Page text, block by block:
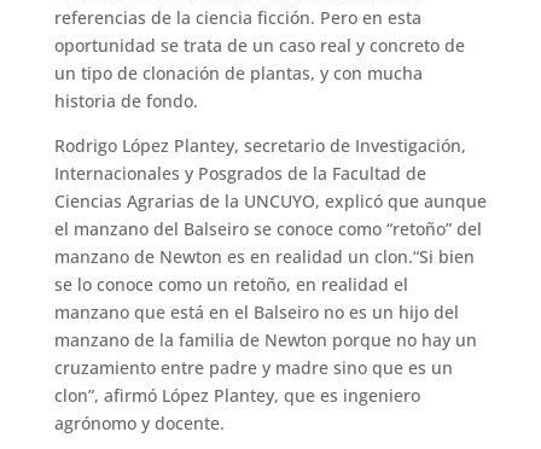
referencias de la ciencia ficción. Pero en esta
oportunidad se trata de un caso real y concreto de
un tipo de clonación de plantas, y con mucha
historia de fondo.
Rodrigo López Plantey, secretario de Investigación,
Internacionales y Posgrados de la Facultad de
Ciencias Agrarias de la UNCUYO, explicó que aunque
el manzano del Balseiro se conoce como “retoño” del
manzano de Newton es en realidad un clon.“Si bien
se lo conoce como un retoño, en realidad el
manzano que está en el Balseiro no es un hijo del
manzano de la familia de Newton porque no hay un
cruzamiento entre padre y madre sino que es un
clon”, afirmó López Plantey, que es ingeniero
agrónomo y docente.